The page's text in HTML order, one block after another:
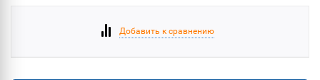
Добавить к сравнению